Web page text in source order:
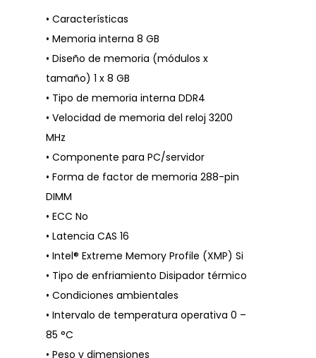
• Características
• Memoria interna 8 GB
• Diseño de memoria (módulos x
tamaño) 1 x 8 GB
• Tipo de memoria interna DDR4
• Velocidad de memoria del reloj 3200
MHz
• Componente para PC/servidor
• Forma de factor de memoria 288-pin
DIMM
• ECC No
• Latencia CAS 16
• Intel® Extreme Memory Profile (XMP) Si
• Tipo de enfriamiento Disipador térmico
• Condiciones ambientales
• Intervalo de temperatura operativa 0 –
85 °C
• Peso y dimensiones